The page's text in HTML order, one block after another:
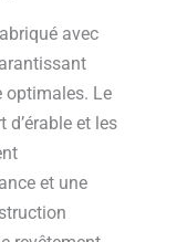
avec
optimales. Le
et les
et une